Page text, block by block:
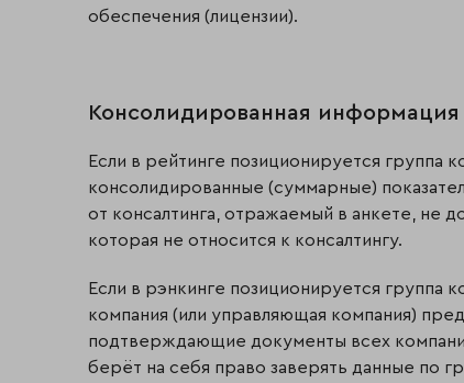
обеспечения (лицензии).
Консолидированная информация
Если в рейтинге позиционируется группа
консолидированные (суммарные)
от консалтинга, отражаемый в анкете, не
которая не относится к консалтингу.
Если в рэнкинге позиционируется группа
компания (или управляющая компания)
подтверждающие документы всех
берёт на себя право заверять данные по